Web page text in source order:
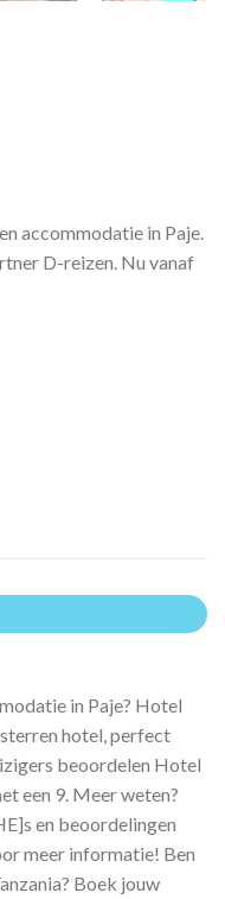
accommodatie in Paje.
D-reizen. Nu vanaf
in Paje? Hotel
hotel, perfect
beoordelen Hotel
een 9. Meer weten?
en beoordelingen
meer informatie! Ben
Boek jouw